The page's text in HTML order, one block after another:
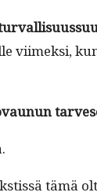
viimek­si,
tämä